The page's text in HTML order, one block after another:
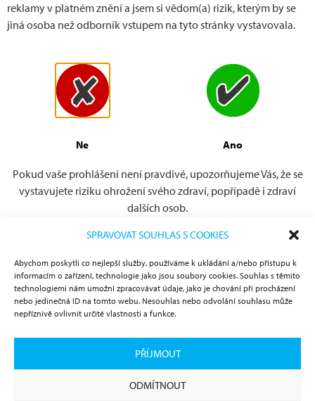
SPRAVOVAT SOUHLAS S COOKIES
Abychom poskytli co nejlepší služby, používáme k ukládání a/nebo přístupu k
informacím o zařízení, technologie jako jsou soubory cookies. Souhlas s těmito
technologiemi nám umožní zpracovávat údaje, jako je chování při procházení
nebo jedinečná ID na tomto webu. Nesouhlas nebo odvolání souhlasu může
nepříznivě ovlivnit určité vlastnosti a funkce.
PŘÍJMOUT
ODMÍTNOUT
Polohovací manévry pro
paroxysmálním polohovým
vertigem (modifikovaný
Epleyeho manévr)
doc. MUDr. Jaroslav Jeřábek, CSc., Neuro-otologické centrum
podporuje:
reklamy v platném znění a jsem si vědom(a) rizik, kterým by se
jiná osoba než odborník vstupem na tyto stránky vystavovala.
Ne Ano
Pokud vaše prohlášení není pravdivé, upozorňujeme Vás, že se
vystavujete riziku ohrožení svého zdraví, popřípadě i zdraví
dalších osob.